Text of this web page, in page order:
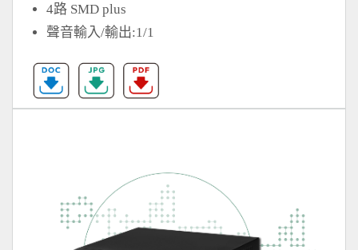
4路 SMD plus
聲音輸入/輸出:1/1